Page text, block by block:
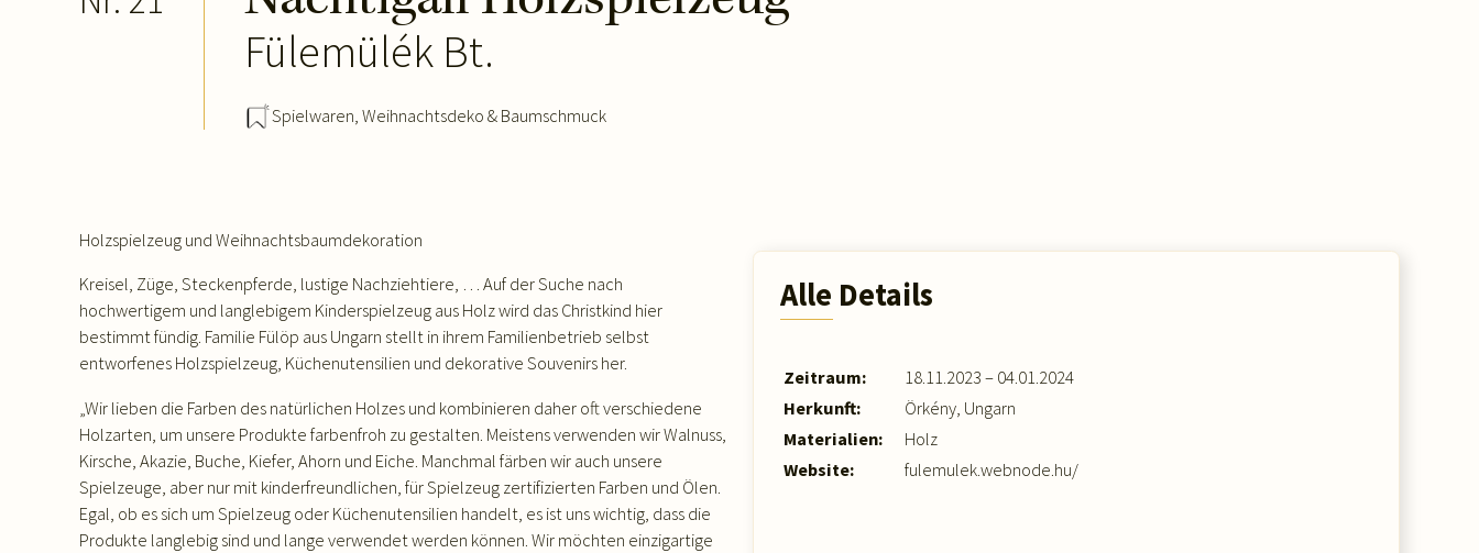
Fülemülék Bt.
Spielwaren, Weihnachtsdeko & Baumschmuck
Holzspielzeug und Weihnachtsbaumdekoration
Kreisel, Züge, Steckenpferde, lustige Nachziehtiere, … Auf der Suche nach
hochwertigem und langlebigem Kinderspielzeug aus Holz wird das Christkind hier
bestimmt fündig. Familie Fülöp aus Ungarn stellt in ihrem Familienbetrieb selbst
entworfenes Holzspielzeug, Küchenutensilien und dekorative Souvenirs her.
„Wir lieben die Farben des natürlichen Holzes und kombinieren daher oft verschiedene
Holzarten, um unsere Produkte farbenfroh zu gestalten. Meistens verwenden wir Walnuss,
Kirsche, Akazie, Buche, Kiefer, Ahorn und Eiche. Manchmal färben wir auch unsere
Spielzeuge, aber nur mit kinderfreundlichen, für Spielzeug zertifizierten Farben und Ölen.
Egal, ob es sich um Spielzeug oder Küchenutensilien handelt, es ist uns wichtig, dass die
Produkte langlebig sind und lange verwendet werden können. Wir möchten einzigartige
Alle Details
Zeitraum:
18.11.2023 – 04.01.2024
Herkunft:
Örkény, Ungarn
Materialien:
Holz
Website:
fulemulek.webnode.hu/